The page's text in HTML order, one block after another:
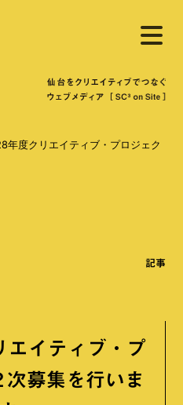
メ
ニ
を
開
く
年度クリエイティブ・プロジェク
記事
エイティブ・プ
次募集を行いま